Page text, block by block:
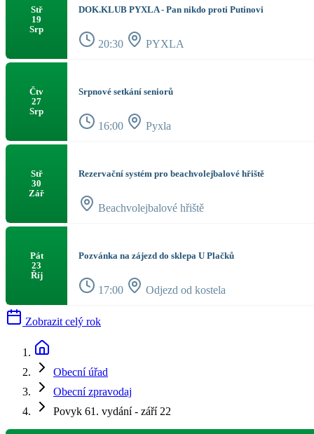
Stř
19
Srp
DOK.KLUB PYXLA - Pan nikdo proti Putinovi
20:30 PYXLA
Čtv
27
Srp
Srpnové setkání seniorů
16:00 Pyxla
Stř
30
Zář
Rezervační systém pro beachvolejbalové hřiště
Beachvolejbalové hřiště
Pát
23
Říj
Pozvánka na zájezd do sklepa U Plačků
17:00 Odjezd od kostela
Zobrazit celý rok
Obecní úřad
Obecní zpravodaj
Povyk 61. vydání - září 22